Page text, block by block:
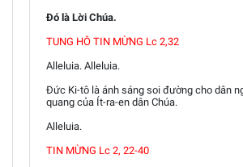
Đó là Lời Chúa.
TUNG HÔ TIN MỪNG Lc 2,32
Alleluia. Alleluia.
Đức Ki-tô là ánh sáng soi đường cho dân
quang của Ít-ra-en dân Chúa.
Alleluia.
TIN MỪNG Lc 2, 22-40